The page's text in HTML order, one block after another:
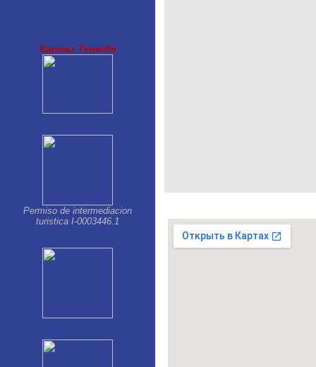
Карты Tenerife
Permiso de intermediacion
turistica I-0003446.1